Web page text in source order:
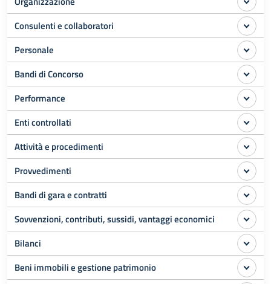
Consulenti e collaboratori
Personale
Bandi di Concorso
Performance
Enti controllati
Attività e procedimenti
Provvedimenti
Bandi di gara e contratti
Sovvenzioni, contributi, sussidi, vantaggi economici
Bilanci
Beni immobili e gestione patrimonio